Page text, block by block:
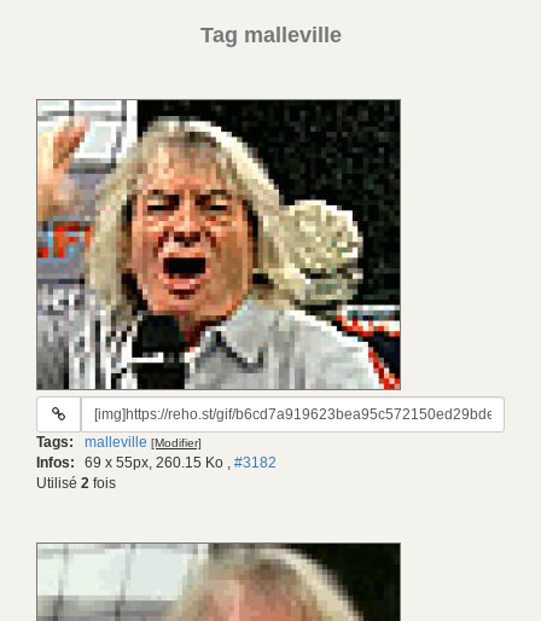
Tag malleville
URL
gif:
Tags: malleville [Modifier]
Infos: 69 x 55px, 260.15 Ko , #3182
Utilisé 2 fois